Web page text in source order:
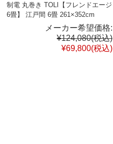
制電 丸巻き TOLI【フレンドエージ
6畳】 江戸間 6畳 261×352cm
メーカー希望価格:
¥124,080(税込)
¥69,800(税込)